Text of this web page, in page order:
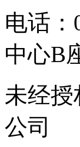
电话：
中心B
未经
公司